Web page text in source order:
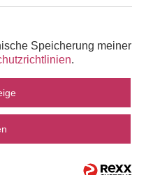
Speicherung meiner
.